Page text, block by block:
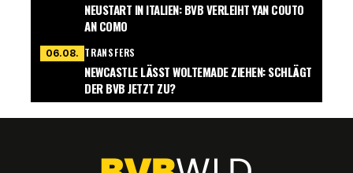
NEUSTART IN ITALIEN: BVB VERLEIHT YAN COUTO
AN COMO
06.08. TRANSFERS
NEWCASTLE LÄSST WOLTEMADE ZIEHEN: SCHLÄGT
DER BVB JETZT ZU?